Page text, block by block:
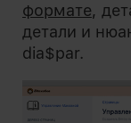
формате,
детали и
dia$par.